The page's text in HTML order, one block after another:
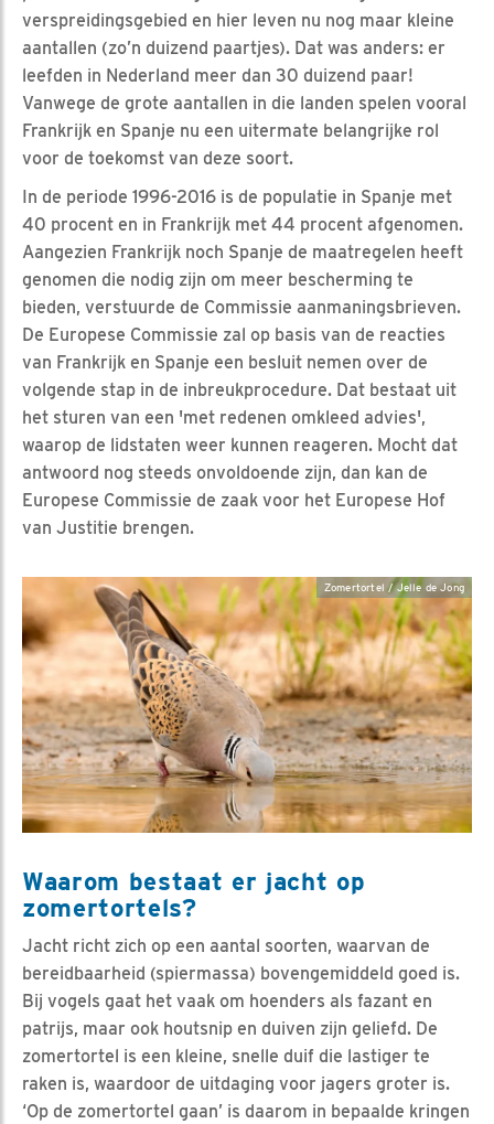
verspreidingsgebied en hier leven nu nog maar kleine
aantallen (zo’n duizend paartjes). Dat was anders: er
leefden in Nederland meer dan 30 duizend paar!
Vanwege de grote aantallen in die landen spelen vooral
Frankrijk en Spanje nu een uitermate belangrijke rol
voor de toekomst van deze soort.
In de periode 1996-2016 is de populatie in Spanje met
40 procent en in Frankrijk met 44 procent afgenomen.
Aangezien Frankrijk noch Spanje de maatregelen heeft
genomen die nodig zijn om meer bescherming te
bieden, verstuurde de Commissie aanmaningsbrieven.
De Europese Commissie zal op basis van de reacties
van Frankrijk en Spanje een besluit nemen over de
volgende stap in de inbreukprocedure. Dat bestaat uit
het sturen van een 'met redenen omkleed advies',
waarop de lidstaten weer kunnen reageren. Mocht dat
antwoord nog steeds onvoldoende zijn, dan kan de
Europese Commissie de zaak voor het Europese Hof
van Justitie brengen.
Zomertortel / Jelle de Jong
Waarom bestaat er jacht op
zomertortels?
Jacht richt zich op een aantal soorten, waarvan de
bereidbaarheid (spiermassa) bovengemiddeld goed is.
Bij vogels gaat het vaak om hoenders als fazant en
patrijs, maar ook houtsnip en duiven zijn geliefd. De
zomertortel is een kleine, snelle duif die lastiger te
raken is, waardoor de uitdaging voor jagers groter is.
‘Op de zomertortel gaan’ is daarom in bepaalde kringen